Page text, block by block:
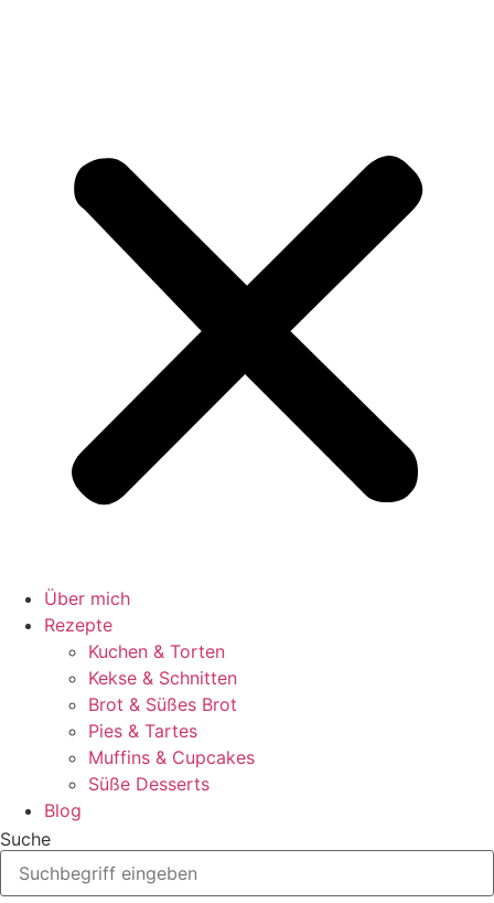
Über mich
Rezepte
Kuchen & Torten
Kekse & Schnitten
Brot & Süßes Brot
Pies & Tartes
Muffins & Cupcakes
Süße Desserts
Blog
Suche